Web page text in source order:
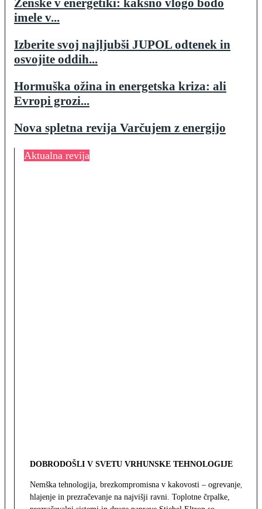
Ženske v energetiki: kakšno vlogo bodo
imele v...
Izberite svoj najljubši JUPOL odtenek in
osvojite oddih...
Hormuška ožina in energetska kriza: ali
Evropi grozi...
Nova spletna revija Varčujem z energijo
Aktualna revija
DOBRODOŠLI V SVETU VRHUNSKE TEHNOLOGIJE
Nemška tehnologija, brezkompromisna v kakovosti – ogrevanje,
hlajenje in prezračevanje na najvišji ravni. Toplotne črpalke,